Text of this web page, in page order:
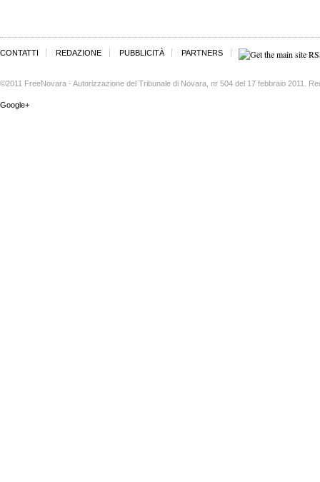
CONTATTI REDAZIONE PUBBLICITÀ PARTNERS
©2011 FreeNovara - Autorizzazione del Tribunale di Novara, nr 504 del 17 febbraio 2011.
Google+